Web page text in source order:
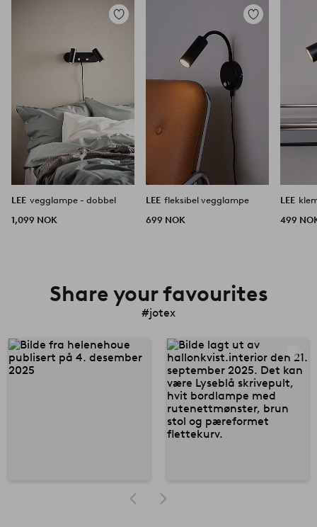
Legg
LEE vegglampe - dobbel
1,099 NOK
Legg
LEE fleksibel vegglampe
699 NOK
LEE
499
Share your favourites
#jotex